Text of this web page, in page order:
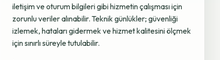
iletişim ve oturum bilgileri gibi hizmetin çalışması için
zorunlu veriler alınabilir. Teknik günlükler; güvenliği
izlemek, hataları gidermek ve hizmet kalitesini ölçmek
için sınırlı süreyle tutulabilir.